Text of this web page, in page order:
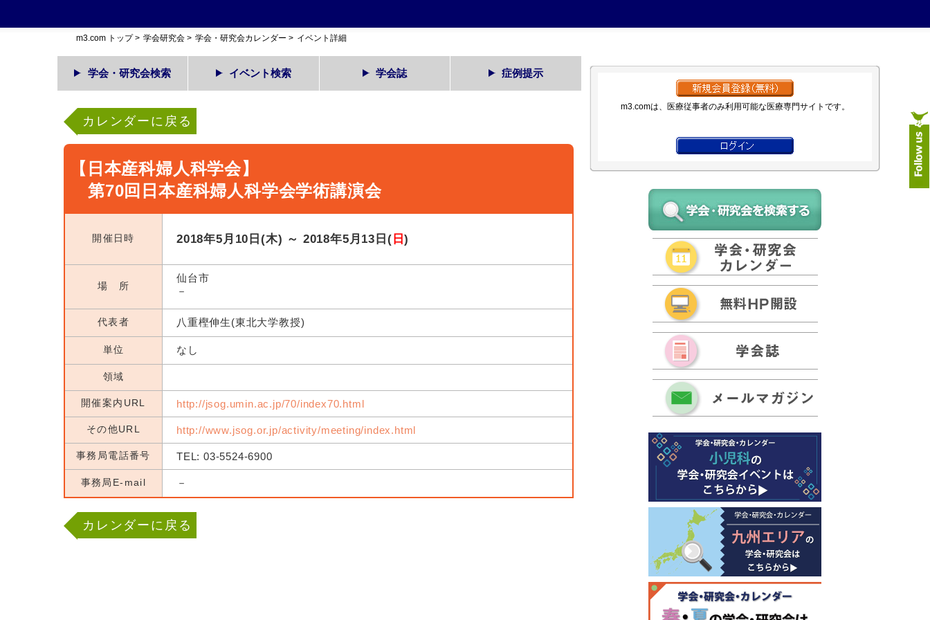
m3.com トップ> 学会研究会 > 学会・研究会カレンダー > イベント詳細
学会・研究会検索 イベント検索 学会誌 症例提示
カレンダーに戻る
【日本産科婦人科学会】
第70回日本産科婦人科学会学術講演会
開催日時 2018年5月10日(木) ～ 2018年5月13日( 日)
場 所
仙台市
－
代表者 八重樫伸生(東北大学教授)
単位 なし
領域
開催案内URL http://jsog.umin.ac.jp/70/index70.html
その他URL http://www.jsog.or.jp/activity/meeting/index.html
事務局電話番号 TEL: 03-5524-6900
事務局E-mail －
カレンダーに戻る
m3.comは、医療従事者のみ利用可能な医療専門サイトです。